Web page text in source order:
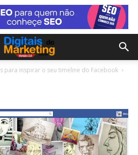
para inspirar o seu timeline do Facebook